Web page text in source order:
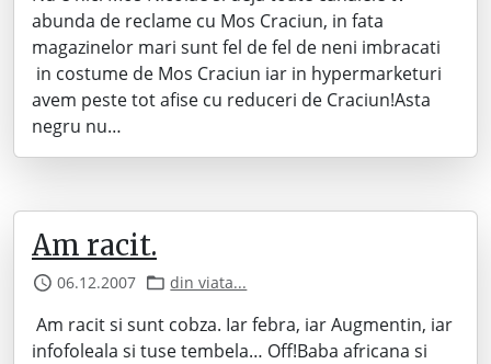
abunda de reclame cu Mos Craciun, in fata
magazinelor mari sunt fel de fel de neni imbracati
in costume de Mos Craciun iar in hypermarketuri
avem peste tot afise cu reduceri de Craciun!Asta
negru nu…
Am racit.
06.12.2007 din viata...
Am racit si sunt cobza. Iar febra, iar Augmentin, iar
infofoleala si tuse tembela… Off!Baba africana si